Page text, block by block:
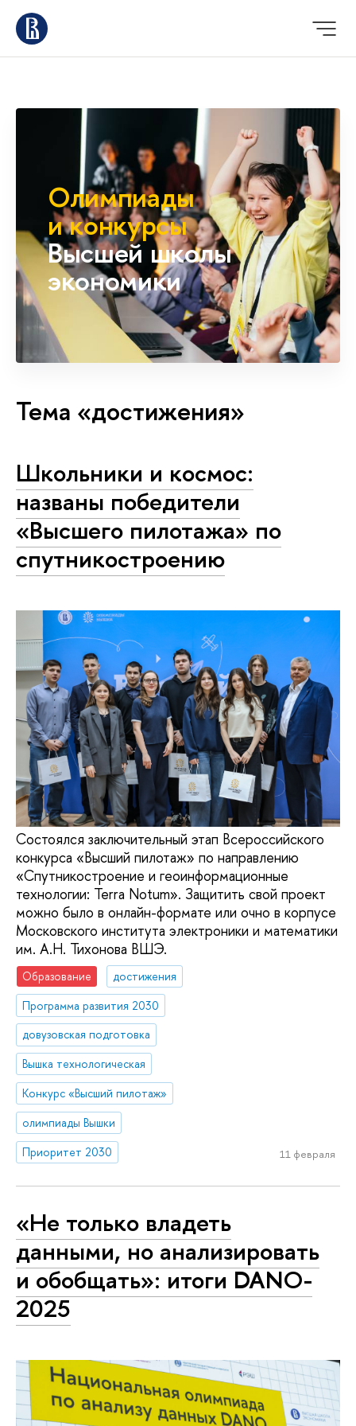
Олимпиады
и конкурсы
Высшей школы
экономики
Тема «достижения»
Школьники и космос:
названы победители
«Высшего пилотажа» по
спутникостроению
Состоялся заключительный этап Всероссийского
конкурса «Высший пилотаж» по направлению
«Спутникостроение и геоинформационные
технологии: Terra Notum». Защитить свой проект
можно было в онлайн-формате или очно в корпусе
Московского института электроники и математики
им. А.Н. Тихонова ВШЭ.
Образование
достижения
Программа развития 2030
довузовская подготовка
Вышка технологическая
Конкурс «Высший пилотаж»
олимпиады Вышки
Приоритет 2030
11 февраля
«Не только владеть
данными, но анализировать
и обобщать»: итоги DANO-
2025